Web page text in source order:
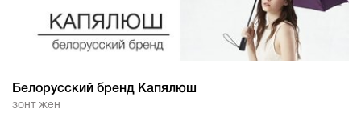
Белорусский бренд Капялюш
зонт жен